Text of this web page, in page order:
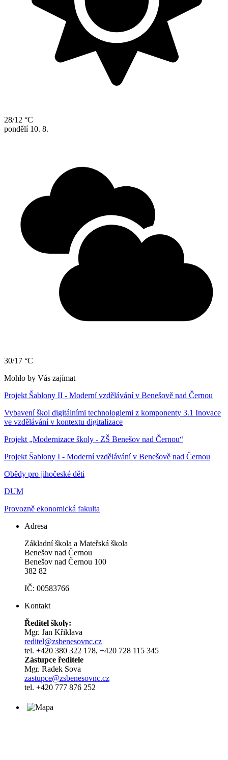
28/12 °C
pondělí 10. 8.
30/17 °C
Mohlo by Vás zajímat
Projekt Šablony II - Moderní vzdělávání v Benešově nad Černou
Vybavení škol digitálními technologiemi z komponenty 3.1 Inovace
ve vzdělávání v kontextu digitalizace
Projekt „Modernizace školy - ZŠ Benešov nad Černou“
Projekt Šablony I - Moderní vzdělávání v Benešově nad Černou
Obědy pro jihočeské děti
DUM
Provozně ekonomická fakulta
Adresa
Základní škola a Mateřská škola
Benešov nad Černou
Benešov nad Černou 100
382 82
IČ: 00583766
Kontakt
Ředitel školy:
Mgr. Jan Křiklava
reditel@zsbenesovnc.cz
tel. +420 380 322 178, +420 728 115 345
Zástupce ředitele
Mgr. Radek Sova
zastupce@zsbenesovnc.cz
tel. +420 777 876 252